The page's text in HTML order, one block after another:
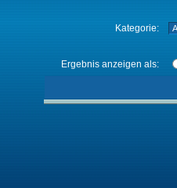
Kategorie:
Ergebnis anzeigen als: